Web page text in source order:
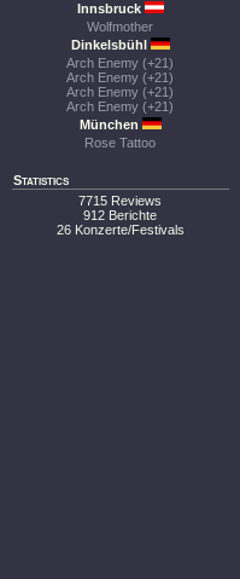
Innsbruck
Wolfmother
Dinkelsbühl
Arch Enemy (+21)
Arch Enemy (+21)
Arch Enemy (+21)
Arch Enemy (+21)
München
Rose Tattoo
Statistics
7715 Reviews
912 Berichte
26 Konzerte/Festivals